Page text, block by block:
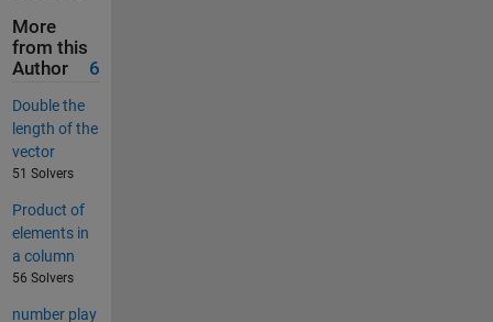
More
from this
Author
6
Double the
length of the
vector
51 Solvers
Product of
elements in
a column
56 Solvers
number play